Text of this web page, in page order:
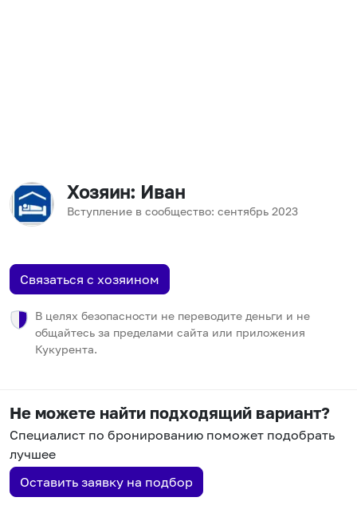
Хозяин: Иван
Вступление в сообщество: сентябрь 2023
Связаться с хозяином
В целях безопасности не переводите деньги и не
общайтесь за пределами сайта или приложения
Кукурента.
Не можете найти подходящий вариант?
Специалист по бронированию поможет подобрать
лучшее
Оставить заявку на подбор